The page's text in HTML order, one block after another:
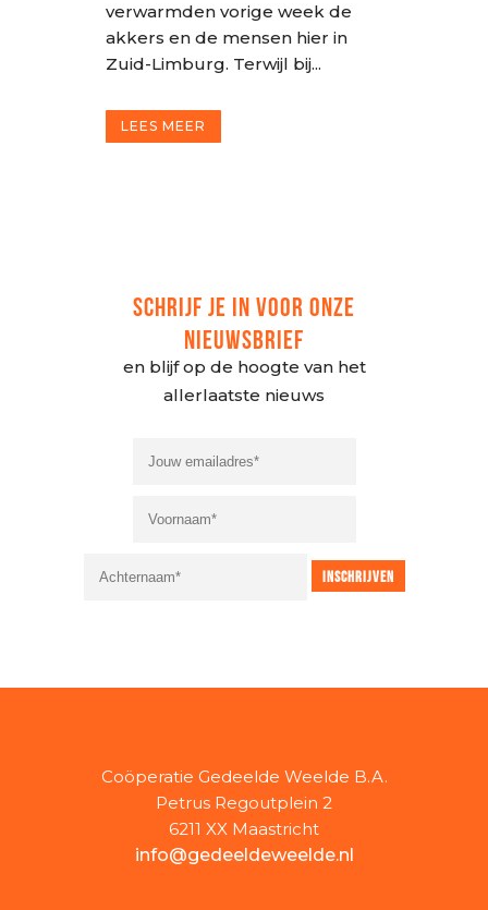
verwarmden vorige week de
akkers en de mensen hier in
Zuid-Limburg. Terwijl bij...
LEES MEER
SCHRIJF JE IN VOOR ONZE
NIEUWSBRIEF
en blijf op de hoogte van het
allerlaatste nieuws
Coöperatie Gedeelde Weelde B.A.
Petrus Regoutplein 2
6211 XX Maastricht
info@gedeeldeweelde.nl